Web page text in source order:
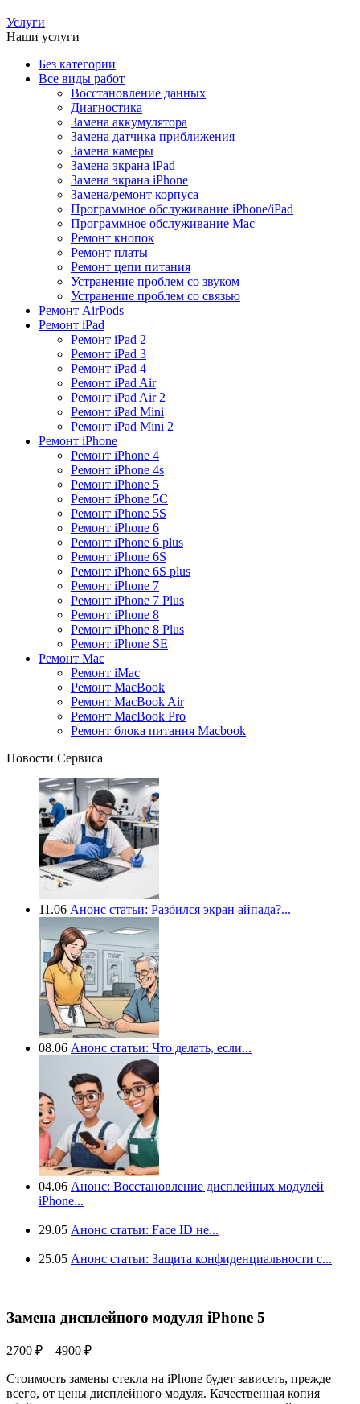
Услуги
Наши услуги
Без категории
Все виды работ
Восстановление данных
Диагностика
Замена аккумулятора
Замена датчика приближения
Замена камеры
Замена экрана iPad
Замена экрана iPhone
Замена/ремонт корпуса
Программное обслуживание iPhone/iPad
Программное обслуживание Mac
Ремонт кнопок
Ремонт платы
Ремонт цепи питания
Устранение проблем со звуком
Устранение проблем со связью
Ремонт AirPods
Ремонт iPad
Ремонт iPad 2
Ремонт iPad 3
Ремонт iPad 4
Ремонт iPad Air
Ремонт iPad Air 2
Ремонт iPad Mini
Ремонт iPad Mini 2
Ремонт iPhone
Ремонт iPhone 4
Ремонт iPhone 4s
Ремонт iPhone 5
Ремонт iPhone 5C
Ремонт iPhone 5S
Ремонт iPhone 6
Ремонт iPhone 6 plus
Ремонт iPhone 6S
Ремонт iPhone 6S plus
Ремонт iPhone 7
Ремонт iPhone 7 Plus
Ремонт iPhone 8
Ремонт iPhone 8 Plus
Ремонт iPhone SE
Ремонт Mac
Ремонт iMac
Ремонт MacBook
Ремонт MacBook Air
Ремонт MacBook Pro
Ремонт блока питания Macbook
Новости Сервиса
11.06 Анонс статьи: Разбился экран айпада?...
08.06 Анонс статьи: Что делать, если...
04.06 Анонс: Восстановление дисплейных модулей
iPhone...
29.05 Анонс статьи: Face ID не...
25.05 Анонс статьи: Защита конфиденциальности с...
Замена дисплейного модуля iPhone 5
2700 ₽ – 4900 ₽Диапазон
2700 ₽
–
Стоимость замены стекла на iPhone будет зависеть, прежде
всего, от цены дисплейного модуля. Качественная копия